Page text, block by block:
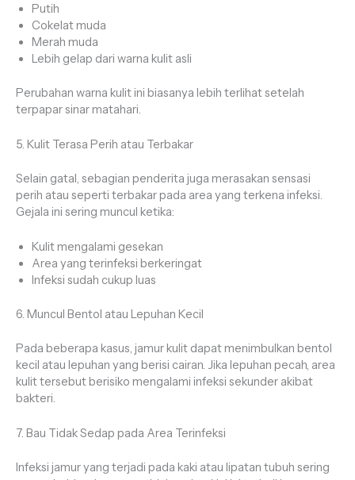
Putih
Cokelat muda
Merah muda
Lebih gelap dari warna kulit asli
Perubahan warna kulit ini biasanya lebih terlihat setelah
terpapar sinar matahari.
5. Kulit Terasa Perih atau Terbakar
Selain gatal, sebagian penderita juga merasakan sensasi
perih atau seperti terbakar pada area yang terkena infeksi.
Gejala ini sering muncul ketika:
Kulit mengalami gesekan
Area yang terinfeksi berkeringat
Infeksi sudah cukup luas
6. Muncul Bentol atau Lepuhan Kecil
Pada beberapa kasus, jamur kulit dapat menimbulkan bentol
kecil atau lepuhan yang berisi cairan. Jika lepuhan pecah, area
kulit tersebut berisiko mengalami infeksi sekunder akibat
bakteri.
7. Bau Tidak Sedap pada Area Terinfeksi
Infeksi jamur yang terjadi pada kaki atau lipatan tubuh sering